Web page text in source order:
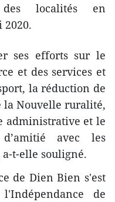
localités en
2020.
ses efforts sur le
et des services et
la réduction de
la Nouvelle ruralité,
administrative et le
avec les
t-elle souligné.
de Dien Bien s'est
de